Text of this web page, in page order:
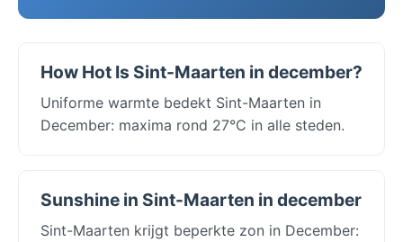
How Hot Is Sint-Maarten in december?
Uniforme warmte bedekt Sint-Maarten in
December: maxima rond 27°C in alle steden.
Sunshine in Sint-Maarten in december
Sint-Maarten krijgt beperkte zon in December: